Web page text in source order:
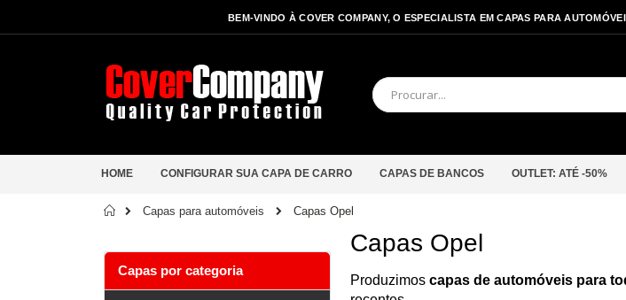
BEM-VINDO À COVER COMPANY, O ESPECIALISTA EM CAPAS PARA
HOME CONFIGURAR SUA CAPA DE CARRO CAPAS DE BANCOS OUTLET: ATÉ -50%
InícioCapas para automóveis Capas Opel
Capas Opel
Produzimos capas de automóveis para
Capas por categoria